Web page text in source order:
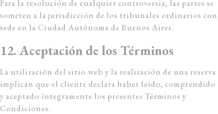
Para la resolución de cualquier controversia, las partes se
someten a la jurisdicción de los tribunales ordinarios con
sede en la Ciudad Autónoma de Buenos Aires.
12. Aceptación de los Términos
La utilización del sitio web y la realización de una reserva
implican que el cliente declara haber leído, comprendido
y aceptado íntegramente los presentes Términos y
Condiciones.